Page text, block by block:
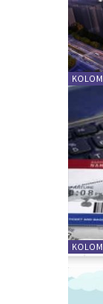
KOLOM
KOLOM